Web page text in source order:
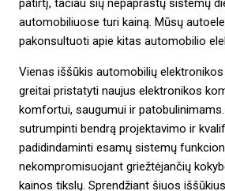
patirtį, tačiau šių nepaprastų sistemų
automobiliuose turi kainą. Mūsų
pakonsultuoti apie kitas automobilio
Vienas iššūkis automobilių
greitai pristatyti naujus elektronikos
komfortui, saugumui ir
sutrumpinti bendrą projektavimo ir
padidindaminti esamų sistemų
nekompromisuojant griežtėjančių
kainos tikslų. Sprendžiant šiuos